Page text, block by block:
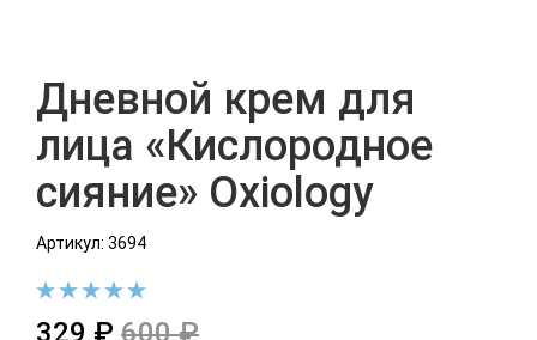
Дневной крем для
лица «Кислородное
сияние» Oxiology
Артикул: 3694
329 ₽ 600 ₽